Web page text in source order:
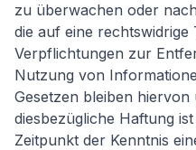
zu überwachen oder
die auf eine rechtswidrige
Verpflichtungen zur
Nutzung von
Gesetzen bleiben hiervon
diesbezügliche Haftung
Zeitpunkt der Kenntnis